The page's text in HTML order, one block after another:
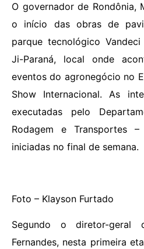
O governador de Rondônia,
o início das obras de
parque tecnológico
Ji-Paraná, local onde
eventos do agronegócio no
Show Internacional. As
executadas pelo
Rodagem e Transportes
iniciadas no final de semana.
Foto – Klayson Furtado
Segundo o diretor-geral
Fernandes, nesta primeira